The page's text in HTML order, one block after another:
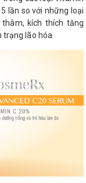
lần so với những loại
kích thích tăng
lão hóa.